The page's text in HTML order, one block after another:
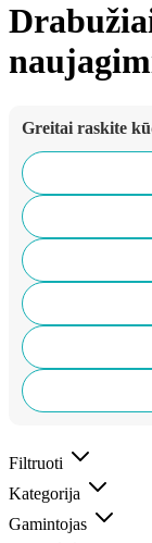
Greitai raskite
Filtruoti
Kategorija
Gamintojas